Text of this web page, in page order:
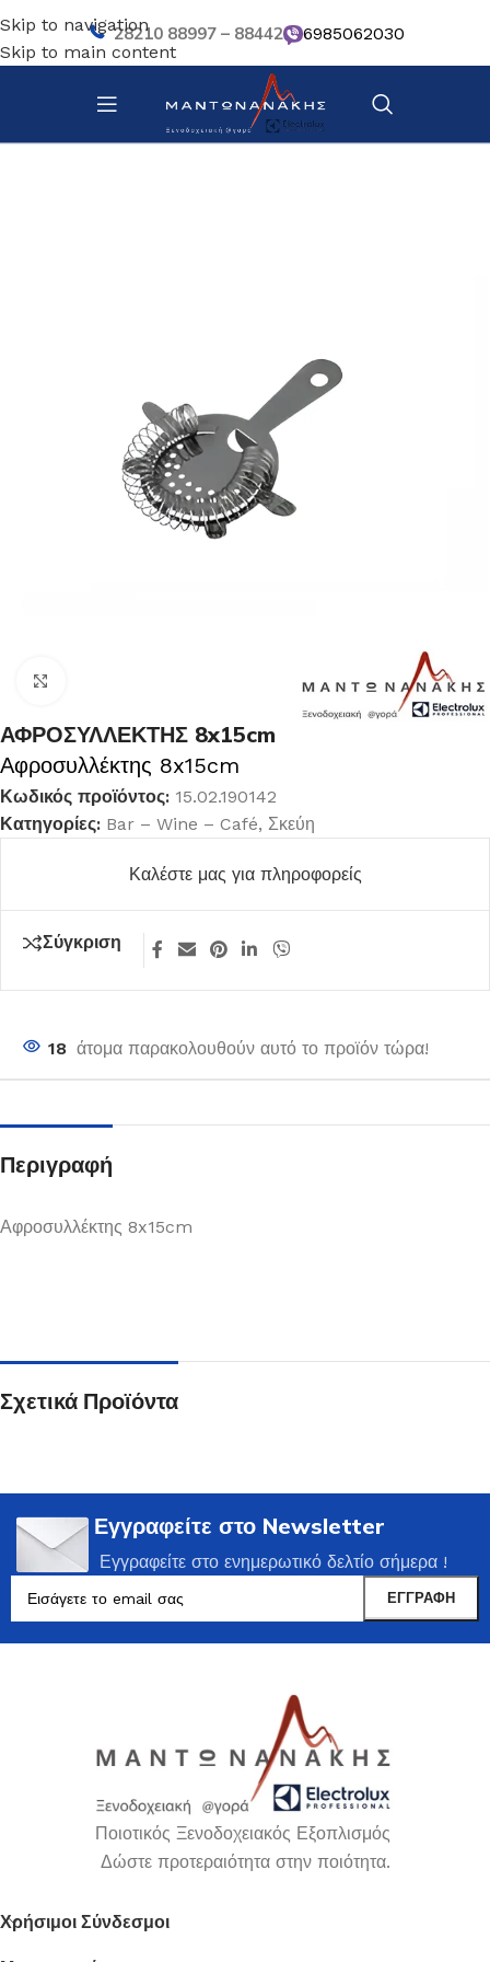
Skip to navigation
Skip to main content
28210 88997 – 88442 6985062030
Αρχική σελίδα/
ΑΦΡΟΣΥΛΛΕΚΤΗΣ 8x15cm
Αφροσυλλέκτης 8x15cm
Κωδικός προϊόντος: 15.02.190142
Κατηγορίες: Bar – Wine – Café, Σκεύη
Καλέστε μας για πληροφορείς
Σύγκριση
18 άτομα παρακολουθούν αυτό το προϊόν τώρα!
Περιγραφή
Αφροσυλλέκτης 8x15cm
Σχετικά Προϊόντα
Εγγραφείτε στο Newsletter
Εγγραφείτε στο ενημερωτικό δελτίο σήμερα !
Ποιοτικός Ξενοδοχειακός Εξοπλισμός
Δώστε προτεραιότητα στην ποιότητα.
Χρήσιμοι Σύνδεσμοι